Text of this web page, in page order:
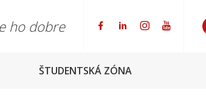
ho dobre
ŠTUDENTSKÁ ZÓNA